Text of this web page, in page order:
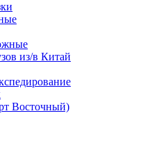
из/в Китай
Восточный)